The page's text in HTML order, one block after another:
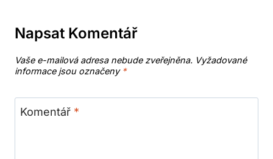
Napsat Komentář
Vaše e-mailová adresa nebude zveřejněna. Vyžadované
informace jsou označeny *
Komentář *